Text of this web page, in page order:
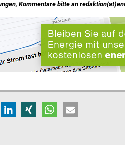
Kommentare bitte an